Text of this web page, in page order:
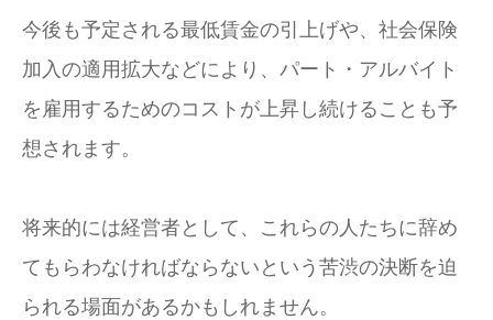
今後も予定される最低賃金の引上げや、社会保険
加入の適用拡大などにより、パート・アルバイト
を雇用するためのコストが上昇し続けることも予
想されます。
将来的には経営者として、これらの人たちに辞め
てもらわなければならないという苦渋の決断を迫
られる場面があるかもしれません。